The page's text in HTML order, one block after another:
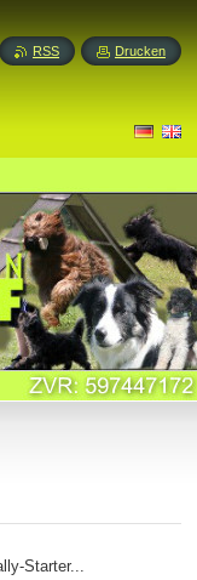
Starter...
RSS Drucken